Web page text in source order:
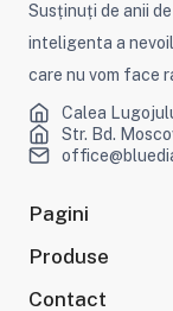
Susținuți de anii
inteligenta a
care nu vom face
Calea
Str. Bd.
Pagini
Produse
Contact